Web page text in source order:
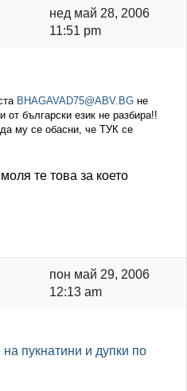
нед май 28, 2006
11:51 pm
BHAGAVAD75@ABV.BG не
български език не разбира!!
му се обасни, че ТУК се
те това за което
пон май 29, 2006
12:13 am
пукнатини и дупки по